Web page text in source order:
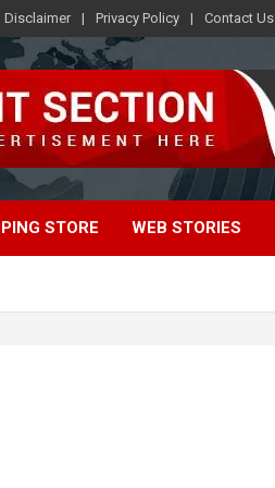
Disclaimer Privacy Policy Contact Us
STORE WEB STORIES